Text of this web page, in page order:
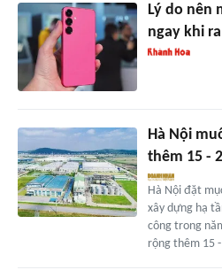
Lý do nên
ngay khi
Hà Nội
thêm 15 -
Hà Nội đặt
xây dựng hạ
công trong
rộng thêm 15